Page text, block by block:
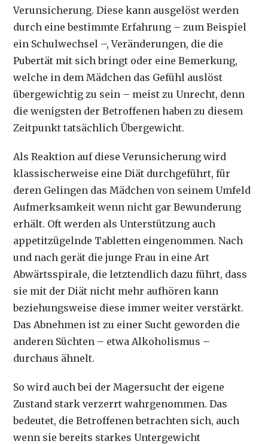
Verunsicherung. Diese kann ausgelöst werden
durch eine bestimmte Erfahrung – zum Beispiel
ein Schulwechsel –, Veränderungen, die die
Pubertät mit sich bringt oder eine Bemerkung,
welche in dem Mädchen das Gefühl auslöst
übergewichtig zu sein – meist zu Unrecht, denn
die wenigsten der Betroffenen haben zu diesem
Zeitpunkt tatsächlich Übergewicht.
Als Reaktion auf diese Verunsicherung wird
klassischerweise eine Diät durchgeführt, für
deren Gelingen das Mädchen von seinem Umfeld
Aufmerksamkeit wenn nicht gar Bewunderung
erhält. Oft werden als Unterstützung auch
appetitzügelnde Tabletten eingenommen. Nach
und nach gerät die junge Frau in eine Art
Abwärtsspirale, die letztendlich dazu führt, dass
sie mit der Diät nicht mehr aufhören kann
beziehungsweise diese immer weiter verstärkt.
Das Abnehmen ist zu einer Sucht geworden die
anderen Süchten – etwa Alkoholismus –
durchaus ähnelt.
So wird auch bei der Magersucht der eigene
Zustand stark verzerrt wahrgenommen. Das
bedeutet, die Betroffenen betrachten sich, auch
wenn sie bereits starkes Untergewicht